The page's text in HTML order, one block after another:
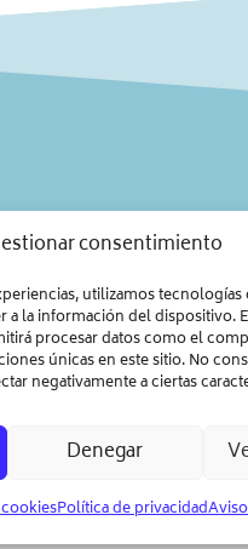
consentimiento
utilizamos
a la información del dispositivo.
procesar datos como el
únicas en este sitio. No
negativamente a ciertas
Denegar
Política de privacidad